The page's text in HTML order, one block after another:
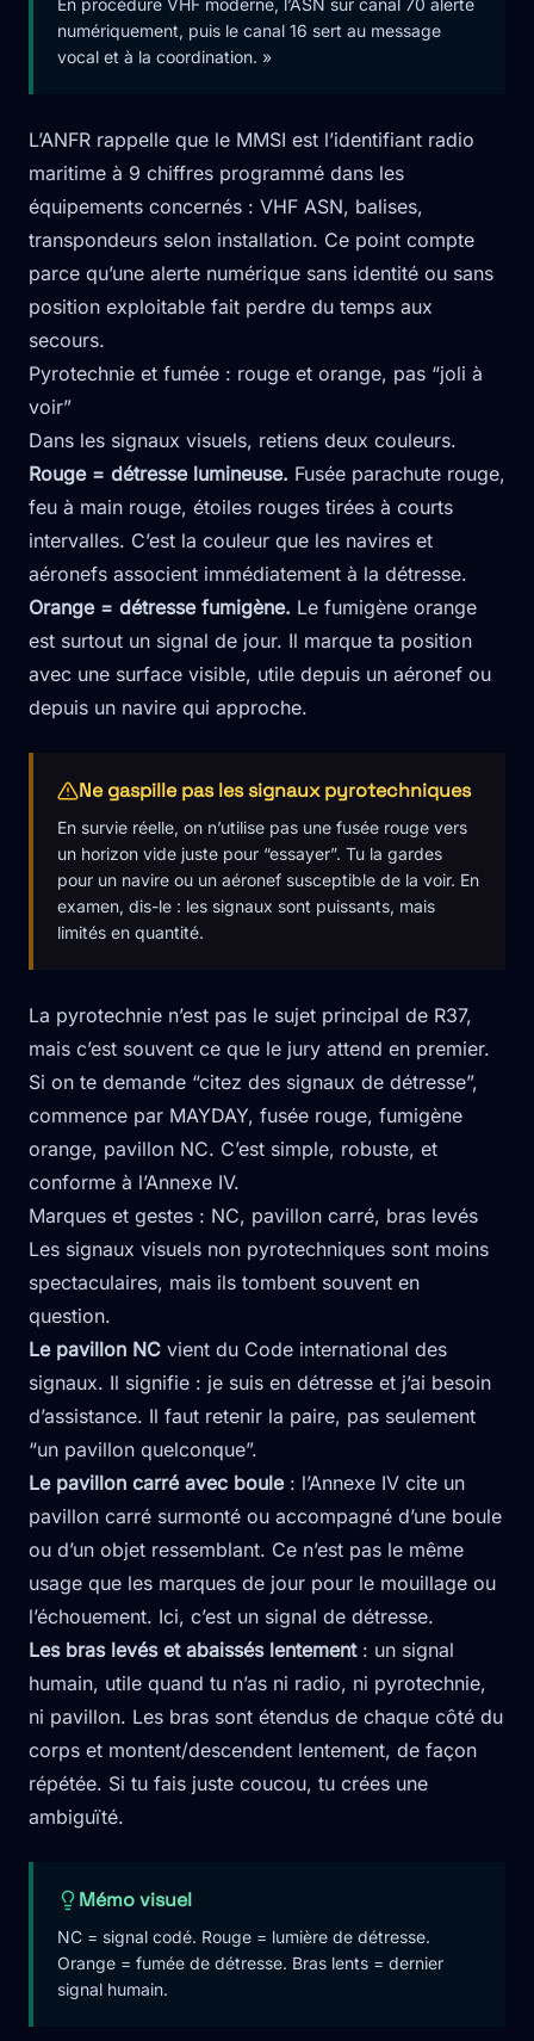
En procédure VHF moderne, l’ASN sur canal 70 alerte
numériquement, puis le canal 16 sert au message
vocal et à la coordination. »
L’ANFR rappelle que le MMSI est l’identifiant radio
maritime à 9 chiffres programmé dans les
équipements concernés : VHF ASN, balises,
transpondeurs selon installation. Ce point compte
parce qu’une alerte numérique sans identité ou sans
position exploitable fait perdre du temps aux
secours.
Pyrotechnie et fumée : rouge et orange, pas “joli à
voir”
Dans les signaux visuels, retiens deux couleurs.
Rouge = détresse lumineuse. Fusée parachute rouge,
feu à main rouge, étoiles rouges tirées à courts
intervalles. C’est la couleur que les navires et
aéronefs associent immédiatement à la détresse.
Orange = détresse fumigène. Le fumigène orange
est surtout un signal de jour. Il marque ta position
avec une surface visible, utile depuis un aéronef ou
depuis un navire qui approche.
Ne gaspille pas les signaux pyrotechniques
En survie réelle, on n’utilise pas une fusée rouge vers
un horizon vide juste pour “essayer”. Tu la gardes
pour un navire ou un aéronef susceptible de la voir. En
examen, dis-le : les signaux sont puissants, mais
limités en quantité.
La pyrotechnie n’est pas le sujet principal de R37,
mais c’est souvent ce que le jury attend en premier.
Si on te demande “citez des signaux de détresse”,
commence par MAYDAY, fusée rouge, fumigène
orange, pavillon NC. C’est simple, robuste, et
conforme à l’Annexe IV.
Marques et gestes : NC, pavillon carré, bras levés
Les signaux visuels non pyrotechniques sont moins
spectaculaires, mais ils tombent souvent en
question.
Le pavillon NC vient du Code international des
signaux. Il signifie : je suis en détresse et j’ai besoin
d’assistance. Il faut retenir la paire, pas seulement
“un pavillon quelconque”.
Le pavillon carré avec boule: l’Annexe IV cite un
pavillon carré surmonté ou accompagné d’une boule
ou d’un objet ressemblant. Ce n’est pas le même
usage que les marques de jour pour le mouillage ou
l’échouement. Ici, c’est un signal de détresse.
Les bras levés et abaissés lentement: un signal
humain, utile quand tu n’as ni radio, ni pyrotechnie,
ni pavillon. Les bras sont étendus de chaque côté du
corps et montent/descendent lentement, de façon
répétée. Si tu fais juste coucou, tu crées une
ambiguïté.
Mémo visuel
NC = signal codé. Rouge = lumière de détresse.
Orange = fumée de détresse. Bras lents = dernier
signal humain.